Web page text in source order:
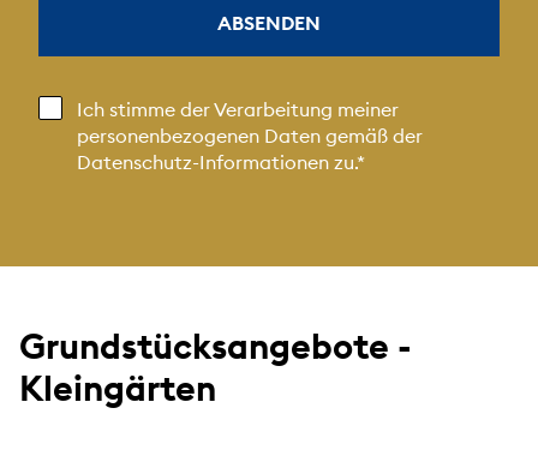
ABSENDEN
Ich stimme der Verarbeitung meiner
personenbezogenen Daten gemäß der
Datenschutz-Informationen zu.
Grundstücksangebote -
Kleingärten